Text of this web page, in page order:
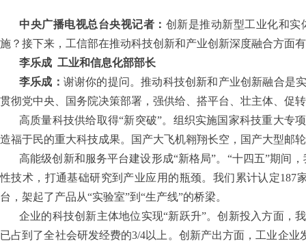
中央广播电视总台央视记者： 创新是推动新型工业化和实
施？接下来，工信部在推动科技创新和产业创新深度融合方面
李乐成 工业和信息化部部长
李乐成： 谢谢你的提问。推动科技创新和产业创新融合是
贯彻党中央、国务院决策部署，强供给、搭平台、壮主体、促
高质量科技供给取得“新突破”。组织实施国家科技重大专
造福于民的重大科技成果。国产大飞机翱翔长空，国产大型邮
高能级创新和服务平台建设形成“新格局”。“十四五”期间
性技术，打通基础研究到产业应用的瓶颈。我们累计认定
台，架起了产品从“实验室”到“生产线”的桥梁。
企业的科技创新主体地位实现“新跃升”。创新投入方面，
已占到了全社会研发经费的3/4以上。创新产出方面，工业企